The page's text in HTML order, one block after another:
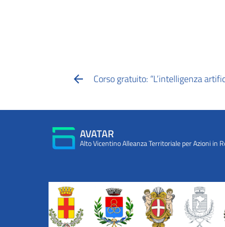
Corso gratuito: “L’intelligenza
AVATAR
Alto Vicentino Alleanza Territoriale per Azioni in